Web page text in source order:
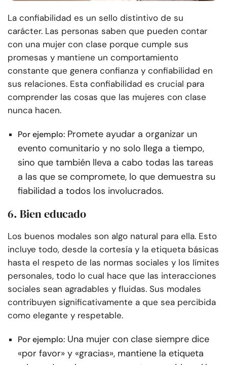
La confiabilidad es un sello distintivo de su
carácter. Las personas saben que pueden contar
con una mujer con clase porque cumple sus
promesas y mantiene un comportamiento
constante que genera confianza y confiabilidad en
sus relaciones. Esta confiabilidad es crucial para
comprender las cosas que las mujeres con clase
nunca hacen.
Por ejemplo: Promete ayudar a organizar un
evento comunitario y no solo llega a tiempo,
sino que también lleva a cabo todas las tareas
a las que se compromete, lo que demuestra su
fiabilidad a todos los involucrados.
6. Bien educado
Los buenos modales son algo natural para ella. Esto
incluye todo, desde la cortesía y la etiqueta básicas
hasta el respeto de las normas sociales y los límites
personales, todo lo cual hace que las interacciones
sociales sean agradables y fluidas. Sus modales
contribuyen significativamente a que sea percibida
como elegante y respetable.
Por ejemplo: Una mujer con clase siempre dice
«por favor» y «gracias», mantiene la etiqueta